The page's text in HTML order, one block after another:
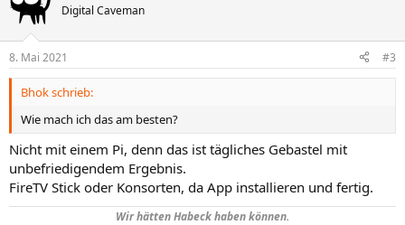
Digital Caveman
8. Mai 2021 #3
Bhok schrieb:
Wie mach ich das am besten?
Nicht mit einem Pi, denn das ist tägliches Gebastel mit
unbefriedigendem Ergebnis.
FireTV Stick oder Konsorten, da App installieren und fertig.
Wir hätten Habeck haben können.